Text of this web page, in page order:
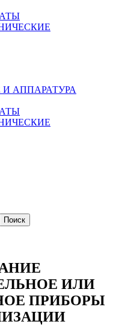
АППАРАТУРА
Поиск
ИЛИ
ПРИБОРЫ